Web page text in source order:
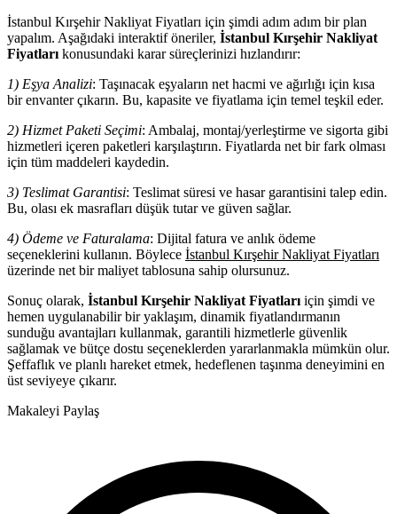
İstanbul Kırşehir Nakliyat Fiyatları için şimdi adım adım bir plan
yapalım. Aşağıdaki interaktif öneriler, İstanbul Kırşehir Nakliyat
Fiyatları konusundaki karar süreçlerinizi hızlandırır:
1) Eşya Analizi: Taşınacak eşyaların net hacmi ve ağırlığı için kısa
bir envanter çıkarın. Bu, kapasite ve fiyatlama için temel teşkil eder.
2) Hizmet Paketi Seçimi: Ambalaj, montaj/yerleştirme ve sigorta gibi
hizmetleri içeren paketleri karşılaştırın. Fiyatlarda net bir fark olması
için tüm maddeleri kaydedin.
3) Teslimat Garantisi: Teslimat süresi ve hasar garantisini talep edin.
Bu, olası ek masrafları düşük tutar ve güven sağlar.
4) Ödeme ve Faturalama: Dijital fatura ve anlık ödeme
seçeneklerini kullanın. Böylece İstanbul Kırşehir Nakliyat Fiyatları
üzerinde net bir maliyet tablosuna sahip olursunuz.
Sonuç olarak, İstanbul Kırşehir Nakliyat Fiyatları için şimdi ve
hemen uygulanabilir bir yaklaşım, dinamik fiyatlandırmanın
sunduğu avantajları kullanmak, garantili hizmetlerle güvenlik
sağlamak ve bütçe dostu seçeneklerden yararlanmakla mümkün olur.
Şeffaflık ve planlı hareket etmek, hedeflenen taşınma deneyimini en
üst seviyeye çıkarır.
Makaleyi Paylaş